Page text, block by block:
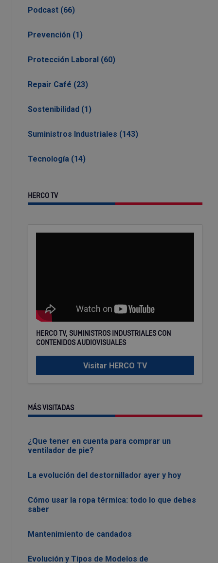
Podcast (66)
Prevención (1)
Protección Laboral (60)
Repair Café (23)
Sostenibilidad (1)
Suministros Industriales (143)
Tecnología (14)
HERCO TV
HERCO TV, SUMINISTROS INDUSTRIALES CON
CONTENIDOS AUDIOVISUALES
Visitar HERCO TV
MÁS VISITADAS
¿Que tener en cuenta para comprar un
ventilador de pie?
La evolución del destornillador ayer y hoy
Cómo usar la ropa térmica: todo lo que debes
saber
Mantenimiento de candados
Evolución y Tipos de Modelos de